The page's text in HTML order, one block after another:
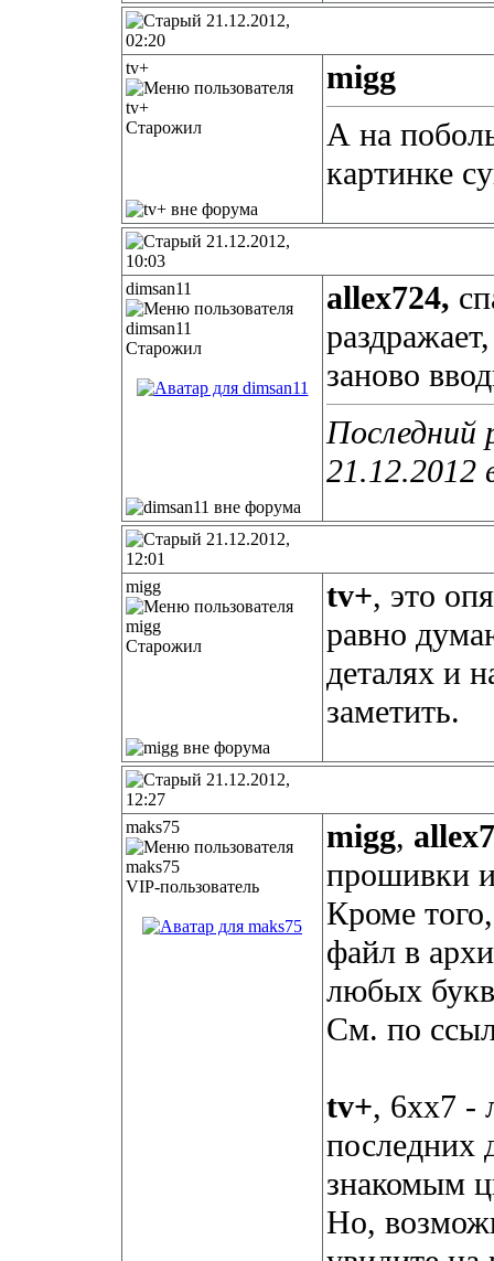
21.12.2012,
02:20
tv+
Старожил
migg
А на
картинке
21.12.2012,
10:03
dimsan11
Старожил
allex724,
заново
Последний
21.12.2012
21.12.2012,
12:01
migg
Старожил
tv+, это
равно
деталях и
заметить.
21.12.2012,
12:27
maks75
VIP-пользователь
migg,
прошивки
Кроме
файл в
любых
См. по
tv+, 6хх7 -
последних
знакомым
Но,